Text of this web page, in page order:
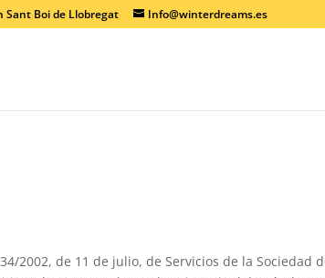
Sant Boi de Llobregat Info@winterdreams.es
2002, de 11 de julio, de Servicios de la Sociedad